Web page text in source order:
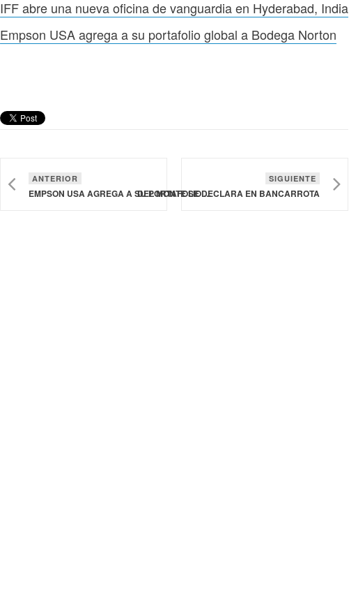
IFF abre una nueva oficina de vanguardia en Hyderabad, India
Empson USA agrega a su portafolio global a Bodega Norton
ANTERIOR
EMPSON USA AGREGA A SU PORTAFOLIO GLOBAL A BODEGA NORTON
SIGUIENTE
DEL MONTE SE DECLARA EN BANCARROTA